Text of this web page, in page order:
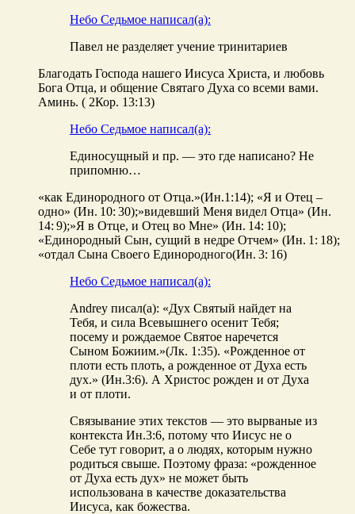
Небо Седьмое написал(а):
Павел не разделяет учение тринитариев
Благодать Господа нашего Иисуса Христа, и любовь
Бога Отца, и общение Святаго Духа со всеми вами.
Аминь. ( 2Кор. 13:13)
Небо Седьмое написал(а):
Единосущный и пр. — это где написано? Не
припомню…
«как Единородного от Отца.»(Ин.1:14); «Я и Отец –
одно» (Ин. 10: 30);»видевший Меня видел Отца» (Ин.
14: 9);»Я в Отце, и Отец во Мне» (Ин. 14: 10);
«Единородный Сын, сущий в недре Отчем» (Ин. 1: 18);
«отдал Сына Своего Единородного(Ин. 3: 16)
Небо Седьмое написал(а):
Andrey писал(а): «Дух Святый найдет на
Тебя, и сила Всевышнего осенит Тебя;
посему и рождаемое Святое наречется
Сыном Божиим.»(Лк. 1:35). «Рожденное от
плоти есть плоть, а рожденное от Духа есть
дух.» (Ин.3:6). А Христос рожден и от Духа
и от плоти.
Связывание этих текстов — это вырваные из
контекста Ин.3:6, потому что Иисус не о
Себе тут говорит, а о людях, которым нужно
родиться свыше. Поэтому фраза: «рожденное
от Духа есть дух» не может быть
использована в качестве доказательства
Иисуса, как божества.